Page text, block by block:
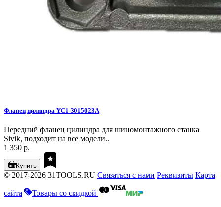
Фланец цилиндра YC1-3015023A
Передний фланец цилиндра для шиномонтажного станка
Sivik, подходит на все модели...
1 350 р.
Купить
© 2017-2026 31TOOLS.RU Связаться с нами Реквизиты Карта
сайта Товары со скидкой